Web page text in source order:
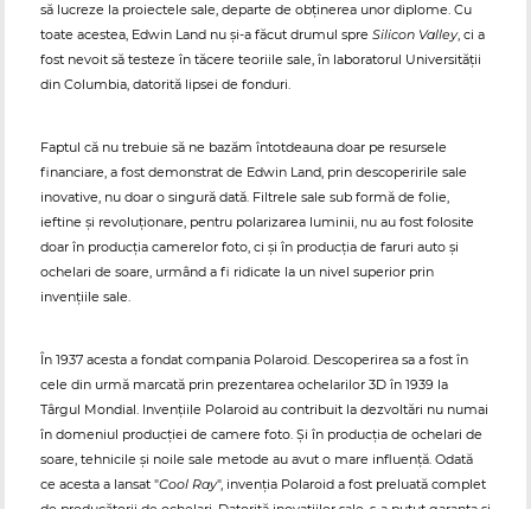
să lucreze la proiectele sale, departe de obținerea unor diplome. Cu
toate acestea, Edwin Land nu și-a făcut drumul spre Silicon Valley, ci a
fost nevoit să testeze în tăcere teoriile sale, în laboratorul Universității
din Columbia, datorită lipsei de fonduri.
Faptul că nu trebuie să ne bazăm întotdeauna doar pe resursele
financiare, a fost demonstrat de Edwin Land, prin descoperirile sale
inovative, nu doar o singură dată. Filtrele sale sub formă de folie,
ieftine și revoluționare, pentru polarizarea luminii, nu au fost folosite
doar în producția camerelor foto, ci și în producția de faruri auto și
ochelari de soare, urmând a fi ridicate la un nivel superior prin
invențiile sale.
În 1937 acesta a fondat compania Polaroid. Descoperirea sa a fost în
cele din urmă marcată prin prezentarea ochelarilor 3D în 1939 la
Târgul Mondial. Invențiile Polaroid au contribuit la dezvoltări nu numai
în domeniul producției de camere foto. Și în producția de ochelari de
soare, tehnicile și noile sale metode au avut o mare influență. Odată
ce acesta a lansat "Cool Ray", invenția Polaroid a fost preluată complet